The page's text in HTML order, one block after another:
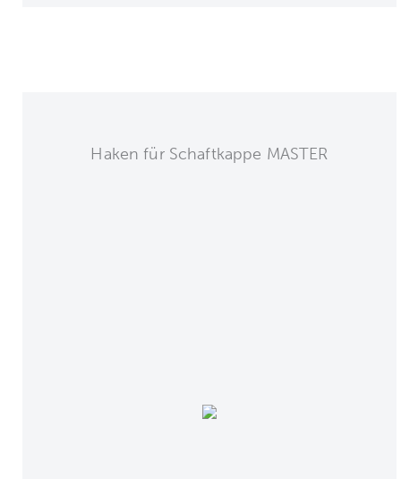
Haken für Schaftkappe MASTER